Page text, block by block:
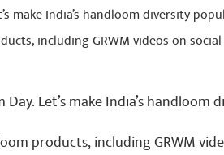
make India’s handloom diversity
including GRWM videos on
Let’s make India’s handloom
products, including GRWM